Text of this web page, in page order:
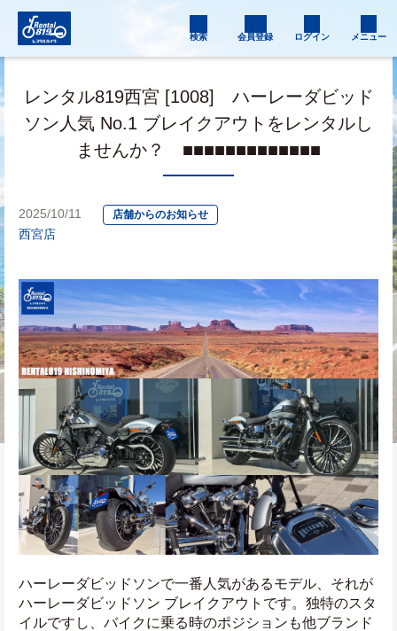
検索 会員登録 ログイン メニュー
レンタル819西宮 [1008] ハーレーダビッド
ソン人気 No.1 ブレイクアウトをレンタルし
ませんか？ ■■■■■■■■■■■■■
2025/10/11 店舗からのお知らせ
西宮店
ハーレーダビッドソンで一番人気があるモデル、それが
ハーレーダビッドソン ブレイクアウトです。独特のスタ
イルですし、バイクに乗る時のポジションも他ブランド